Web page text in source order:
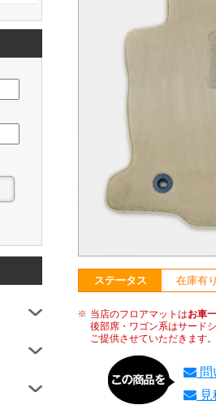
ステータス 在庫有り
当店のフロアマットはお車
後部席・ワゴン系はサード
ご提供させていただきます